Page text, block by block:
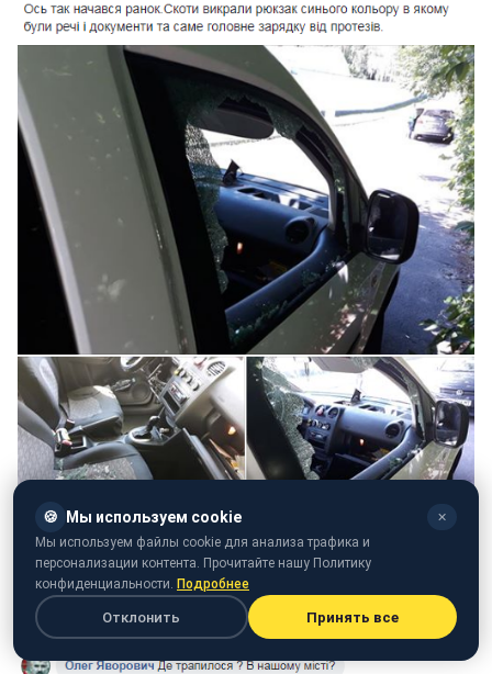
Скріншот поста (facebook.com/Александр_Чалапчий)
🍪 Мы используем cookie ✕
Мы используем файлы cookie для анализа трафика и
персонализации контента. Прочитайте нашу Политику
конфиденциальности. Подробнее
Отклонить Принять все